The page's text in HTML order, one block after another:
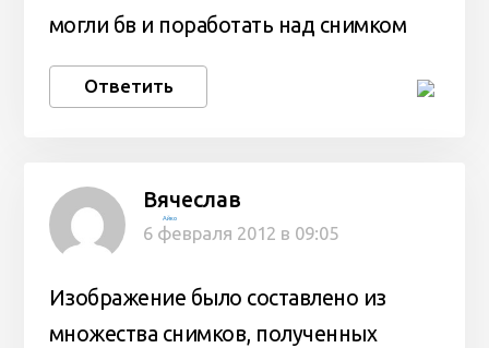
могли бв и поработать над снимком
Ответить
Вячеслав
Айко
6 февраля 2012 в 09:05
Изображение было составлено из
множества снимков, полученных